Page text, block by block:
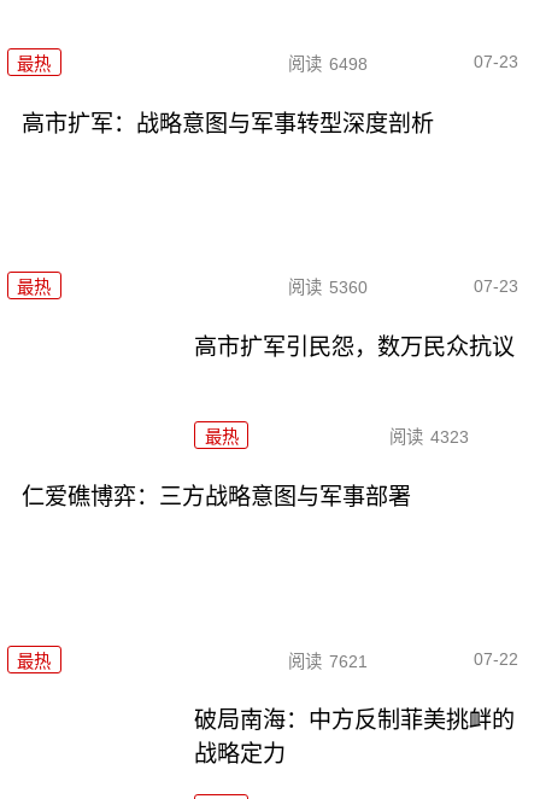
最热 阅读 6498 07-23
高市扩军：战略意图与军事转型深度剖析
最热 阅读 5360 07-23
高市扩军引民怨，数万民众抗议
最热 阅读 4323
仁爱礁博弈：三方战略意图与军事部署
最热 阅读 7621 07-22
破局南海：中方反制菲美挑衅的
战略定力